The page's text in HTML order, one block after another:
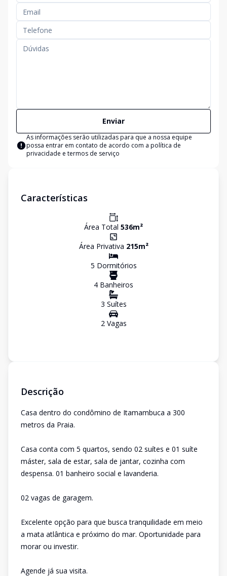
Enviar
As informações serão utilizadas para que a nossa equipe
possa entrar em contato de acordo com a política de
privacidade e termos de serviço
Características
Área Total 536m²
Área Privativa 215m²
5 Dormitórios
4 Banheiros
3 Suítes
2Vagas
Descrição
Casa dentro do condômino de Itamambuca a 300
metros da Praia.
Casa conta com 5 quartos, sendo 02 suítes e 01 suíte
máster, sala de estar, sala de jantar, cozinha com
despensa. 01 banheiro social e lavanderia.
02 vagas de garagem.
Excelente opção para que busca tranquilidade em meio
a mata atlântica e próximo do mar. Oportunidade para
morar ou investir.
Agende já sua visita.